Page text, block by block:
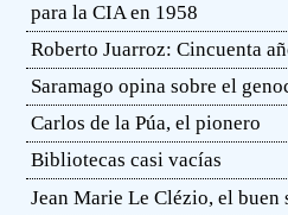
para la CIA en 1958
Roberto Juarroz: Cincuenta
Saramago opina sobre el
Carlos de la Púa, el pionero
Bibliotecas casi vacías
Jean Marie Le Clézio, el buen